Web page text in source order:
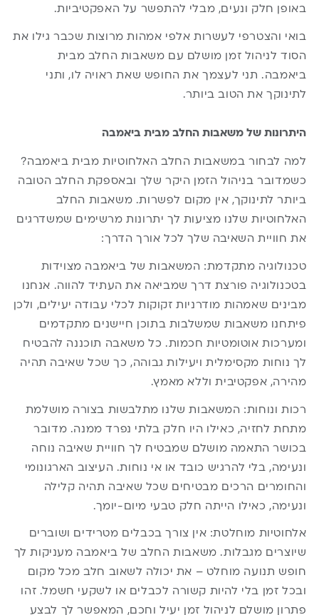
באופן חלק ונעים, מבלי להתפשר על האפקטיביות.
בואי והצטרפי לעשרות אלפי אמהות מרוצות שכבר גילו את
הסוד לניהול זמן מושלם עם משאבות החלב מבית
ביאמבה. תני לעצמך את החופש שאת ראויה לו, ותני
לתינוקך את הטוב ביותר.
היתרונות של משאבות החלב מבית ביאמבה
למה לבחור במשאבות החלב האלחוטיות מבית ביאמבה?
כשמדובר בניהול הזמן היקר שלך ובאספקת החלב הטובה
ביותר לתינוקך, אין מקום לפשרות. משאבות החלב
האלחוטיות שלנו מציעות לך יתרונות מרשימים שמשדרגים
את חוויית השאיבה שלך לכל אורך הדרך:
טכנולוגיה מתקדמת: המשאבות של ביאמבה מצוידות
בטכנולוגיה פורצת דרך שמביאה את העתיד להווה. אנחנו
מבינים שאמהות מודרניות זקוקות לכלי עבודה יעילים, ולכן
פיתחנו משאבות שמשלבות בתוכן חיישנים מתקדמים
ומערכות אוטומטיות חכמות. כל משאבה תוכננה להבטיח
לך נוחות מקסימלית ויעילות גבוהה, כך שכל שאיבה תהיה
מהירה, אפקטיבית וללא מאמץ.
רכות ונוחות: המשאבות שלנו מתלבשות בצורה מושלמת
מתחת לחזיה, כאילו היו חלק בלתי נפרד ממנה. מדובר
בכושר התאמה מושלם שמבטיח לך חוויית שאיבה נוחה
ונעימה, בלי להרגיש כובד או אי נוחות. העיצוב הארגונומי
והחומרים הרכים מבטיחים שכל שאיבה תהיה קלילה
ונעימה, כאילו הייתה חלק טבעי מיום-יומך.
אלחוטיות מוחלטת: אין צורך בכבלים מטרידים ושוברים
שיוצרים מגבלות. משאבות החלב של ביאמבה מעניקות לך
חופש תנועה מוחלט – את יכולה לשאוב חלב מכל מקום
ובכל זמן בלי להיות קשורה לכבלים או לשקעי חשמל. זהו
פתרון מושלם לניהול זמן יעיל וחכם, המאפשר לך לבצע